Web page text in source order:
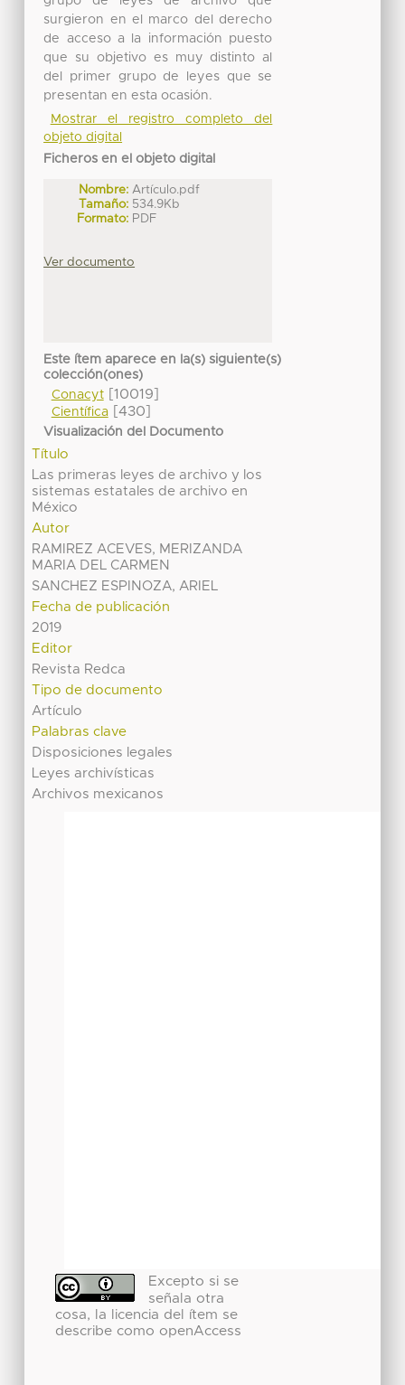
surgieron en el marco del derecho
de acceso a la información puesto
que su objetivo es muy distinto al
del primer grupo de leyes que se
presentan en esta ocasión.
Mostrar el registro completo del
objeto digital
Ficheros en el objeto digital
Nombre: Artículo.pdf
Tamaño: 534.9Kb
Formato: PDF
Ver documento
Este ítem aparece en la(s) siguiente(s)
colección(ones)
Conacyt[10019]
Científica[430]
Visualización del Documento
Título
Las primeras leyes de archivo y los
sistemas estatales de archivo en
México
Autor
RAMIREZ ACEVES, MERIZANDA
MARIA DEL CARMEN
SANCHEZ ESPINOZA, ARIEL
Fecha de publicación
2019
Editor
Revista Redca
Tipo de documento
Artículo
Palabras clave
Disposiciones legales
Leyes archivísticas
Archivos mexicanos
Excepto si se
señala otra
cosa, la licencia del ítem se
describe como openAccess